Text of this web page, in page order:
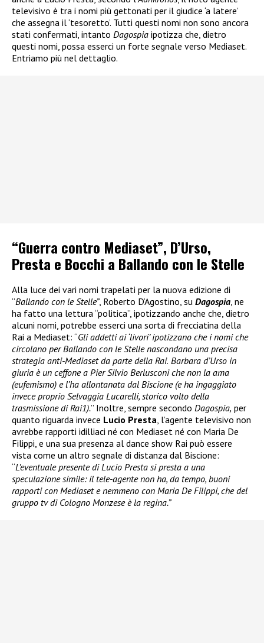
televisivo è tra i nomi più gettonati per il giudice ‘a latere’
che assegna il ‘tesoretto’. Tutti questi nomi non sono ancora
stati confermati, intanto Dagospia ipotizza che, dietro
questi nomi, possa esserci un forte segnale verso Mediaset.
Entriamo più nel dettaglio.
“Guerra contro Mediaset”, D’Urso,
Presta e Bocchi a Ballando con le Stelle
Alla luce dei vari nomi trapelati per la nuova edizione di
“Ballando con le Stelle”, Roberto D’Agostino, su Dagospia, ne
ha fatto una lettura “politica”, ipotizzando anche che, dietro
alcuni nomi, potrebbe esserci una sorta di frecciatina della
Rai a Mediaset: “Gli addetti ai ‘livori’ ipotizzano che i nomi che
circolano per Ballando con le Stelle nascondano una precisa
strategia anti-Mediaset da parte della Rai. Barbara d’Urso in
giuria è un ceffone a Pier Silvio Berlusconi che non la ama
(eufemismo) e l’ha allontanata dal Biscione (e ha ingaggiato
invece proprio Selvaggia Lucarelli, storico volto della
trasmissione di Rai1).” Inoltre, sempre secondo Dagospia, per
quanto riguarda invece Lucio Presta, l’agente televisivo non
avrebbe rapporti idilliaci né con Mediaset né con Maria De
Filippi, e una sua presenza al dance show Rai può essere
vista come un altro segnale di distanza dal Biscione:
“L’eventuale presente di Lucio Presta si presta a una
speculazione simile: il tele-agente non ha, da tempo, buoni
rapporti con Mediaset e nemmeno con Maria De Filippi, che del
gruppo tv di Cologno Monzese è la regina.”